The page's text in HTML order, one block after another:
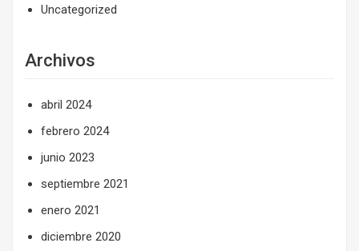
Uncategorized
Archivos
abril 2024
febrero 2024
junio 2023
septiembre 2021
enero 2021
diciembre 2020